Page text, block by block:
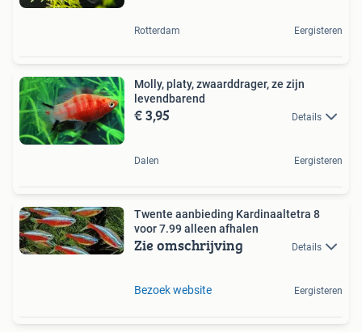
Rotterdam Eergisteren
Molly, platy, zwaarddrager, ze zijn
levendbarend
€ 3,95 Details
Dalen Eergisteren
Twente aanbieding Kardinaaltetra 8
voor 7.99 alleen afhalen
Zie omschrijving Details
Bezoek website Eergisteren